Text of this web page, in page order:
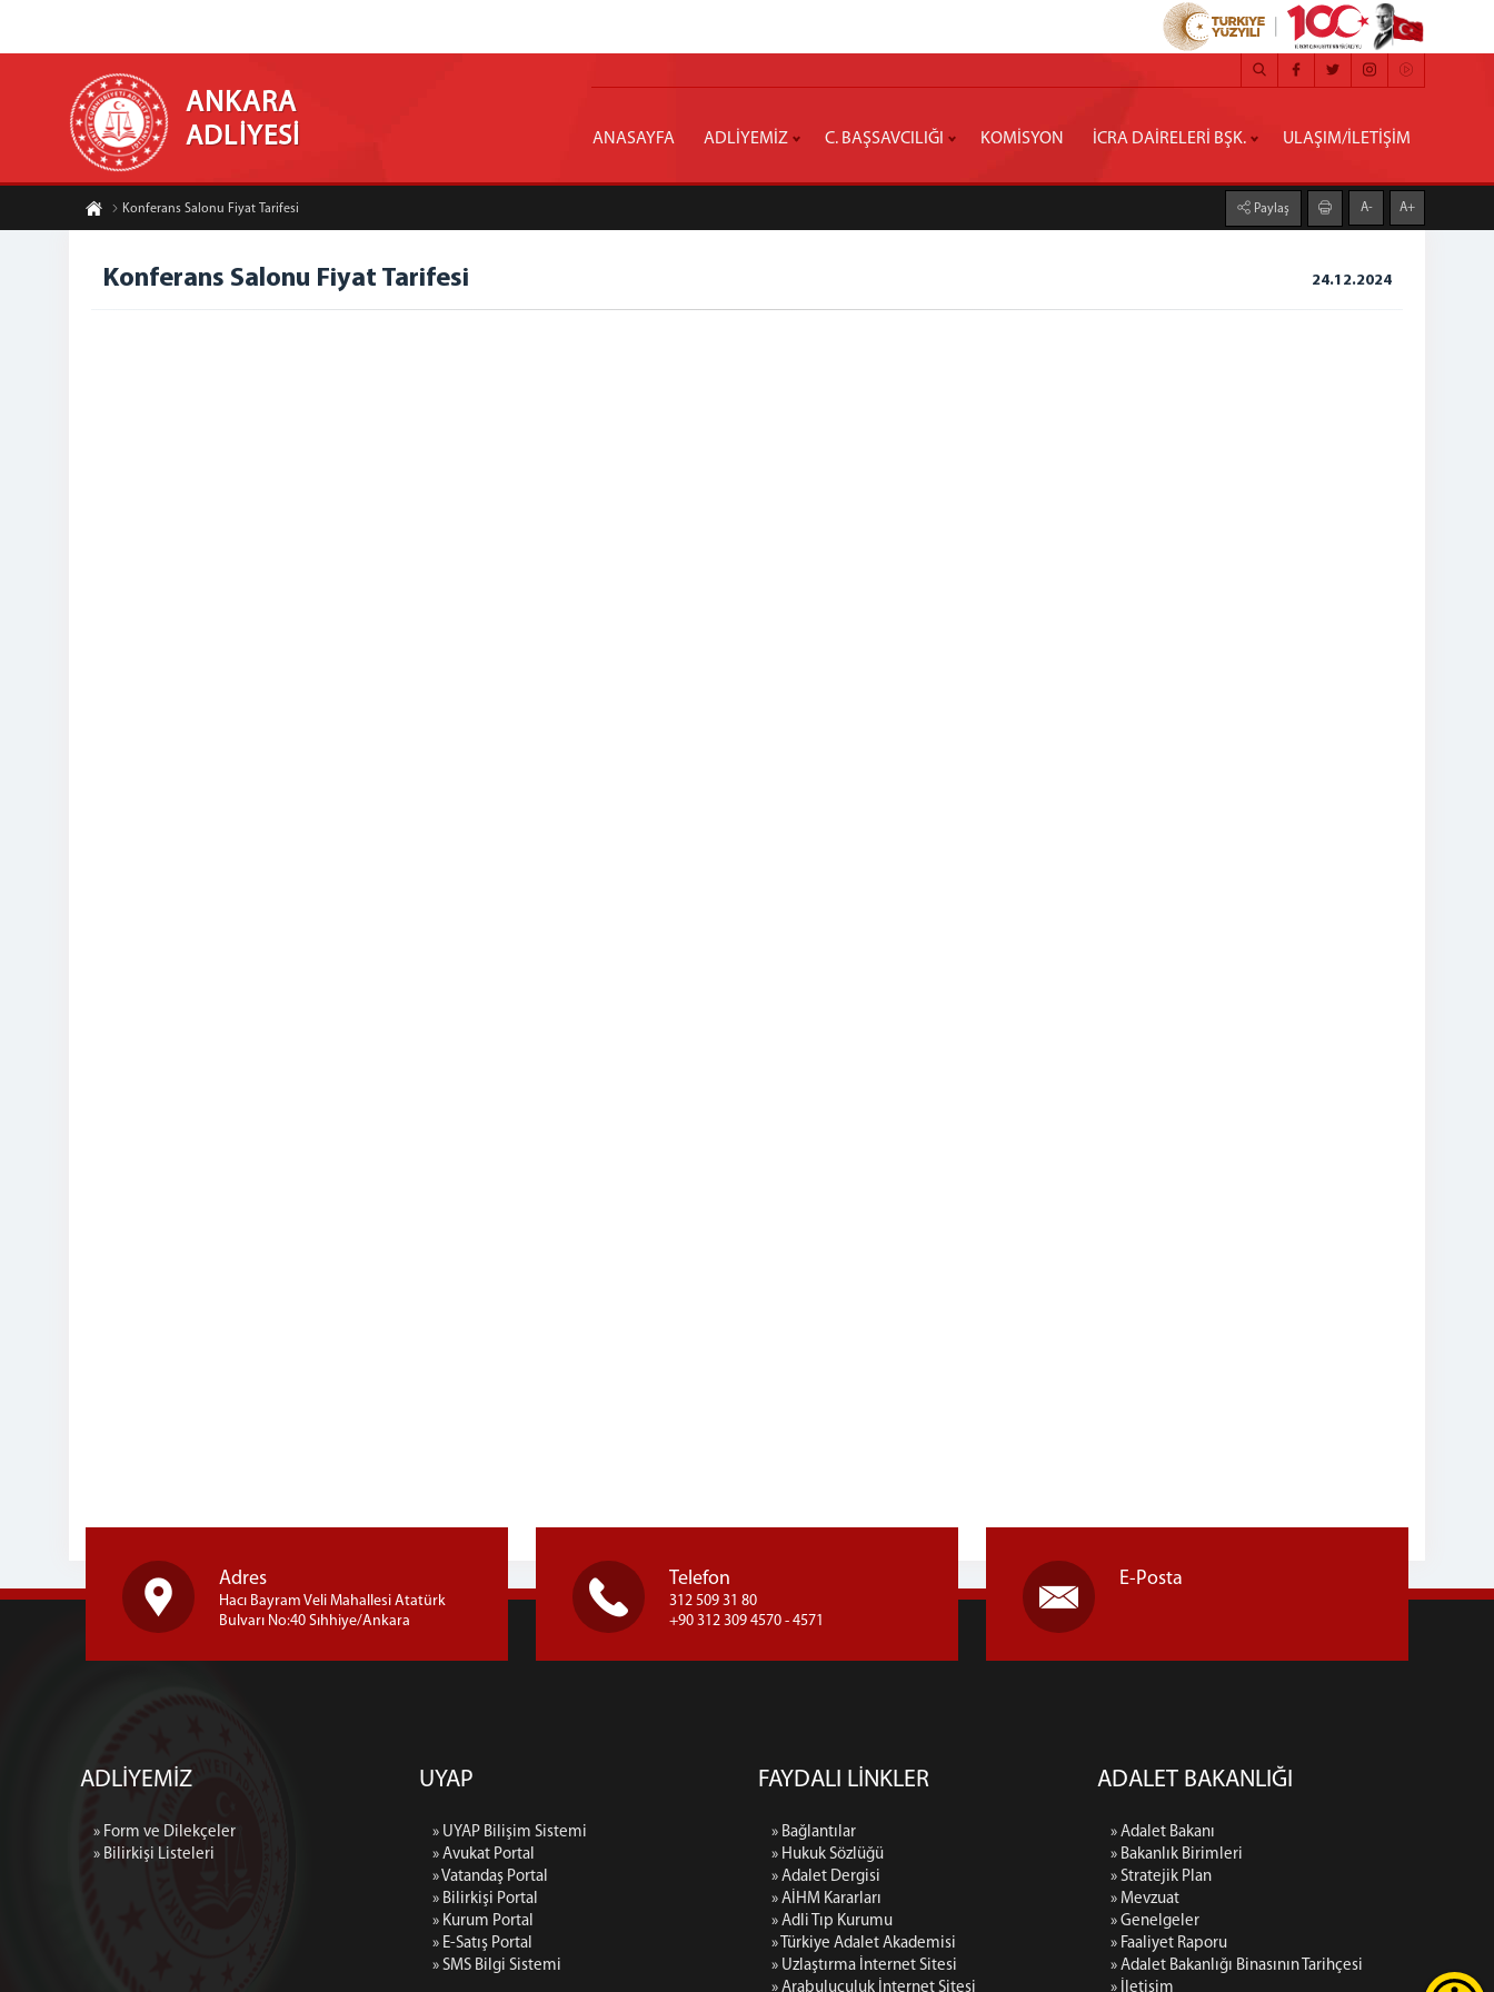
ANKARA
ADLİYESİ ANASAYFA ADLİYEMİZ C. BAŞSAVCILIĞI KOMİSYON İCRA DAİRELERİ BŞK. ULAŞIM/İLETİŞİM
Konferans Salonu Fiyat Tarifesi Paylaş A- A+
Konferans Salonu Fiyat Tarifesi 24.12.2024
Adres
Hacı Bayram Veli Mahallesi Atatürk
Bulvarı No:40 Sıhhiye/Ankara
Telefon
312 509 31 80
+90 312 309 4570 - 4571
E-Posta
ADLİYEMİZ
» Form ve Dilekçeler
» Bilirkişi Listeleri
UYAP
» UYAP Bilişim Sistemi
» Avukat Portal
» Vatandaş Portal
» Bilirkişi Portal
» Kurum Portal
» E-Satış Portal
» SMS Bilgi Sistemi
FAYDALI LİNKLER
» Bağlantılar
» Hukuk Sözlüğü
» Adalet Dergisi
» AİHM Kararları
» Adli Tıp Kurumu
» Türkiye Adalet Akademisi
» Uzlaştırma İnternet Sitesi
» Arabuluculuk İnternet Sitesi
ADALET BAKANLIĞI
» Adalet Bakanı
» Bakanlık Birimleri
» Stratejik Plan
» Mevzuat
» Genelgeler
» Faaliyet Raporu
» Adalet Bakanlığı Binasının Tarihçesi
» İletişim